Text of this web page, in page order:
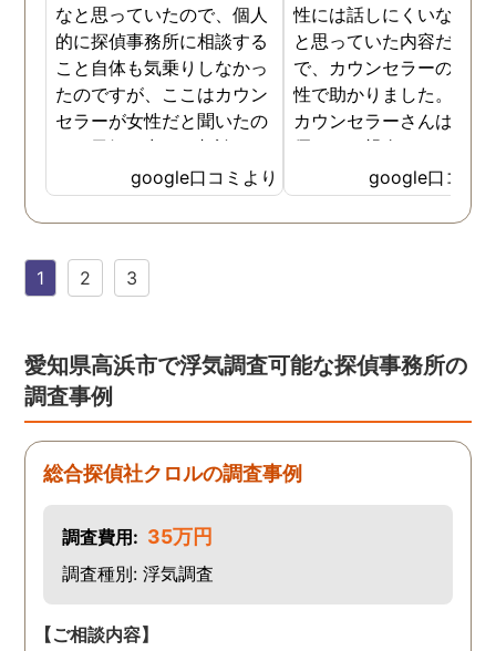
なと思っていたので、個人
的に探偵事務所に相談する
こと自体も気乗りしなかっ
たのですが、ここはカウン
セラーが女性だと聞いたの
で、勇気を出して相談して
みることにしました。感極
まって泣いてしまったり、
感情が表に出すぎてしまう
ださったので安心して悩み
相談室では調査後もメンタ
ルが不安定になってしまっ
た私のケアをしっかりして
くださったおかげで、今は
元気に過ごせています。
google口コミより
性には話しにくいな。。
と思っていた内容だった
で、カウンセラーの方が
性で助かりました。MR
カウンセラーさんはすご
優しくて親身になって話
聞いてくれるので思わず
を流して話してしまいま
た。それほど自分がずっ
し、その後のフォローも
して良かったと思ってい
す。
google口コミ
1 2 3
愛知県高浜市で浮気調査可能な探偵事務所の
調査事例
総合探偵社クロルの調査事例
調査費用: 35万円
調査種別: 浮気調査
【ご相談内容】